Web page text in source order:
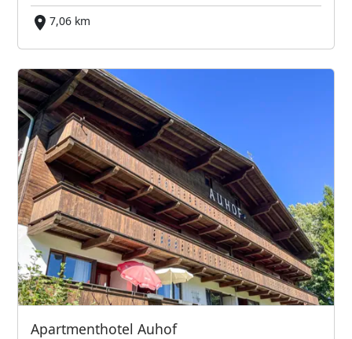
7,06 km
Apartmenthotel Auhof